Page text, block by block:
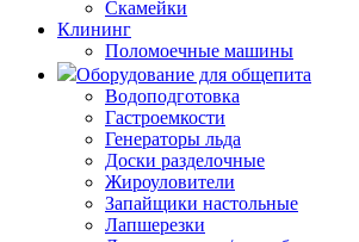
Скамейки
Клининг
Поломоечные машины
Оборудование для общепита
Водоподготовка
Гастроемкости
Генераторы льда
Доски разделочные
Жироуловители
Запайщики настольные
Лапшерезки